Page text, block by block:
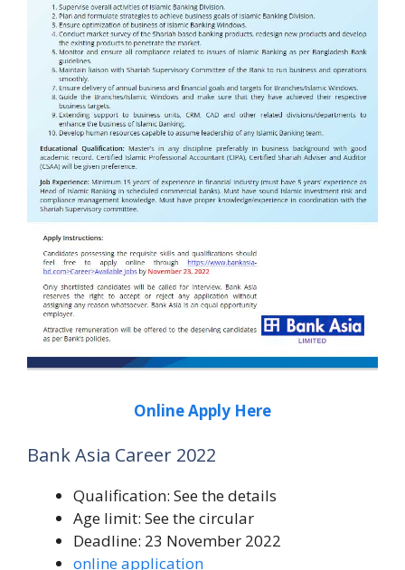
Online Apply Here
Bank Asia Career 2022
Qualification: See the details
Age limit: See the circular
Deadline: 23 November 2022
online application